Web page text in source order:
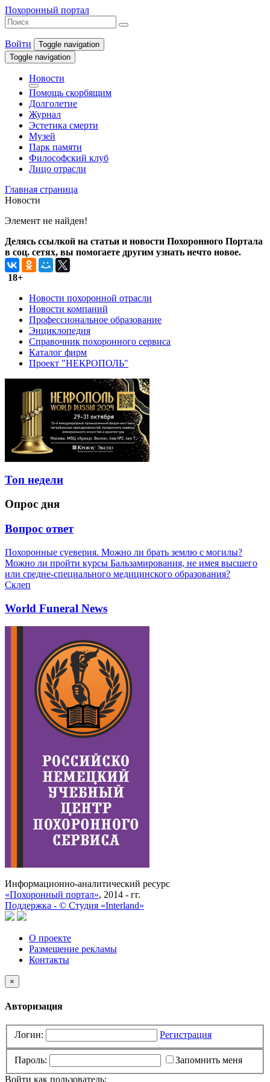
Похоронный портал
Войти
Toggle navigation
Toggle navigation
Новости
Помощь скорбящим
Долголетие
Журнал
Эстетика смерти
Музей
Парк памяти
Философский клуб
Лицо отрасли
Главная страница
Новости
Элемент не найден!
Делясь ссылкой на статьи и новости Похоронного Портала
в соц. сетях, вы помогаете другим узнать нечто новое.
18+
Новости похоронной отрасли
Новости компаний
Профессиональное образование
Энциклопедия
Справочник похоронного сервиса
Каталог фирм
Проект "НЕКРОПОЛЬ"
Топ недели
Опрос дня
Вопрос ответ
Похоронные суеверия. Можно ли брать землю с могилы?
Можно ли пройти курсы Бальзамирования, не имея высшего
или средне-специального медицинского образования?
Склеп
World Funeral News
Информационно-аналитический ресурс
«Похоронный портал», 2014 - гг.
Поддержка - © Cтудия «Interland»
О проекте
Размещение рекламы
Контакты
×
Авторизация
Логин: Регистрация
Пароль:
Запомнить меня
Войти как пользователь: